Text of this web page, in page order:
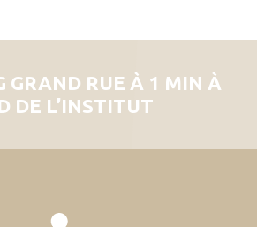
GRAND RUE À 1 MIN À
DE L’INSTITUT